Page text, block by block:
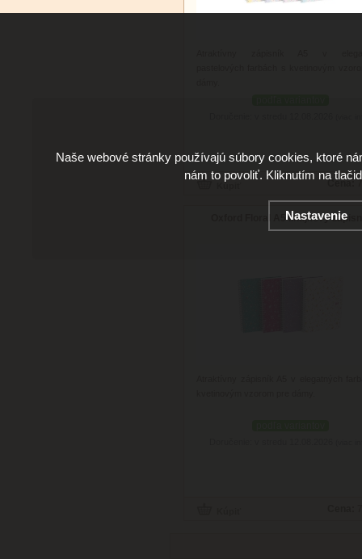
Cena:
Oxford Floral A5 linajkový
Naše webové stránky používajú súbory cookies, ktoré
nám to povoliť. Kliknutím na
Nastavenie